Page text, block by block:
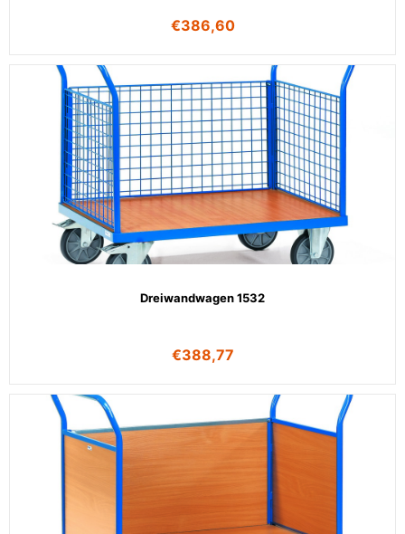
€386,60
Dreiwandwagen 1532
€388,77